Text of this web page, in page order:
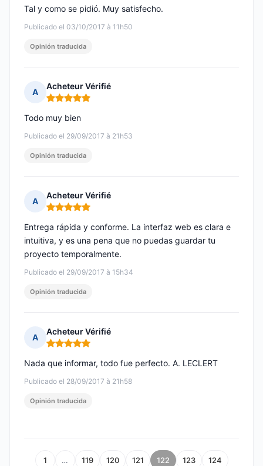
Publicado el 03/10/2017 à 11h50
Tal y como se pidió. Muy satisfecho.
Opinión traducida
A
Acheteur Vérifié
Nota: 5 de 5
Publicado el 29/09/2017 à 21h53
Todo muy bien
Opinión traducida
A
Acheteur Vérifié
Nota: 5 de 5
Publicado el 29/09/2017 à 15h34
Entrega rápida y conforme. La interfaz web es clara e
intuitiva, y es una pena que no puedas guardar tu
proyecto temporalmente.
Opinión traducida
A
Acheteur Vérifié
Nota: 5 de 5
Publicado el 28/09/2017 à 21h58
Nada que informar, todo fue perfecto. A. LECLERT
Opinión traducida
1 … 119 120 121 122 123 124